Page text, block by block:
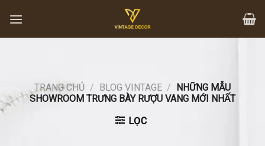
content
TRANG CHỦ / BLOG VINTAGE / NHỮNG MẪU
SHOWROOM TRƯNG BÀY RƯỢU VANG MỚI NHẤT
LỌC